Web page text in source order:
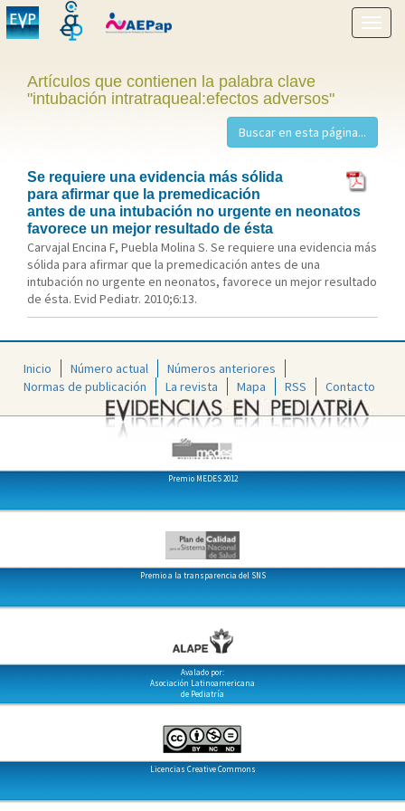
menú
Artículos que contienen la palabra clave
"intubación intratraqueal:efectos adversos"
Se requiere una evidencia más sólida
para afirmar que la premedicación
antes de una intubación no urgente en neonatos
favorece un mejor resultado de ésta
Carvajal Encina F, Puebla Molina S. Se requiere una evidencia más
sólida para afirmar que la premedicación antes de una
intubación no urgente en neonatos, favorece un mejor resultado
de ésta. Evid Pediatr. 2010;6:13.
Inicio Número actual
Números anteriores
Normas de publicación
La revista Mapa RSS Contacto
Premio MEDES 2012
Premio a la transparencia del SNS
Avalado por:
Asociación Latinoamericana
de Pediatría
Licencias Creative Commons